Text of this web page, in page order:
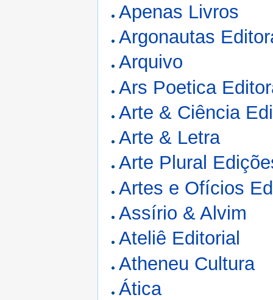
Apenas Livros
Argonautas
Arquivo
Ars Poetica
Arte & Ciência
Arte & Letra
Arte Plural
Artes e Ofícios
Assírio & Alvim
Ateliê Editorial
Atheneu Cultura
Ática